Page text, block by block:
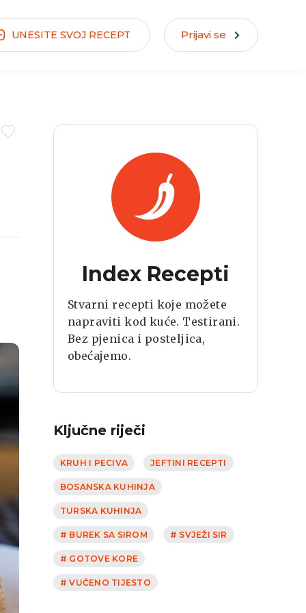
UNESITE SVOJ RECEPT Prijavi se
Index Recepti
Stvarni recepti koje možete
napraviti kod kuće. Testirani.
Bez pjenica i posteljica,
obećajemo.
Ključne riječi
KRUH I PECIVA JEFTINI RECEPTI
BOSANSKA KUHINJA
TURSKA KUHINJA
# BUREK SA SIROM # SVJEŽI SIR
# GOTOVE KORE
# VUČENO TIJESTO